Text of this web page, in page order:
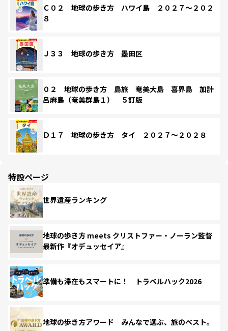
Ｃ０２ 地球の歩き方 ハワイ島 ２０２７～２０２
８
Ｊ３３ 地球の歩き方 墨田区
０２ 地球の歩き方 島旅 奄美大島 喜界島 加計
呂麻島（奄美群島１） ５訂版
Ｄ１７ 地球の歩き方 タイ ２０２７～２０２８
特設ページ
世界遺産ランキング
地球の歩き方 meets クリストファー・ノーラン監督
最新作『オデュッセイア』
準備も滞在もスマートに！ トラベルハック2026
地球の歩き方アワード みんなで選ぶ、旅のベスト。